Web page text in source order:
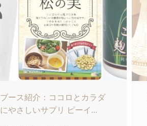
ブース紹介：ココロとカラダ
にやさしいサプリ ピーイ...